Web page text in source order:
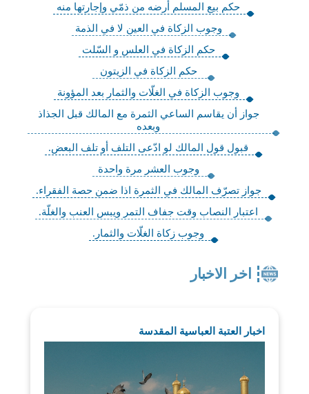
حكم بيع المسلم أرضه من ذمّي وإجارتها منه‌
وجوب الزكاة في العين لا في الذمة
حكم الزكاة في العلس و السّلت
حكم الزكاة في الزيتون
وجوب الزكاة في الغلّات والثمار بعد المؤونة
جواز أن يقاسم الساعي الثمرة مع المالك قبل الجذاذ
وبعده‌
قبول قول المالك لو ادّعى التلف أو تلف البعض.
وجوب العشر مرة واحدة
جواز تصرّف المالك في الثمرة اذا ضمن حصة الفقراء.
اعتبار النصاب وقت جفاف التمر ويبس العنب والغلّة.
وجوب زكاة الغلّات والثمار.
اخر الاخبار
اخبار العتبة العباسية المقدسة